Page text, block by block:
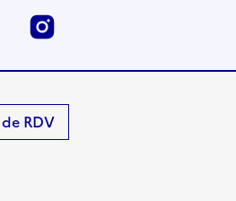
Linkedin
RDV